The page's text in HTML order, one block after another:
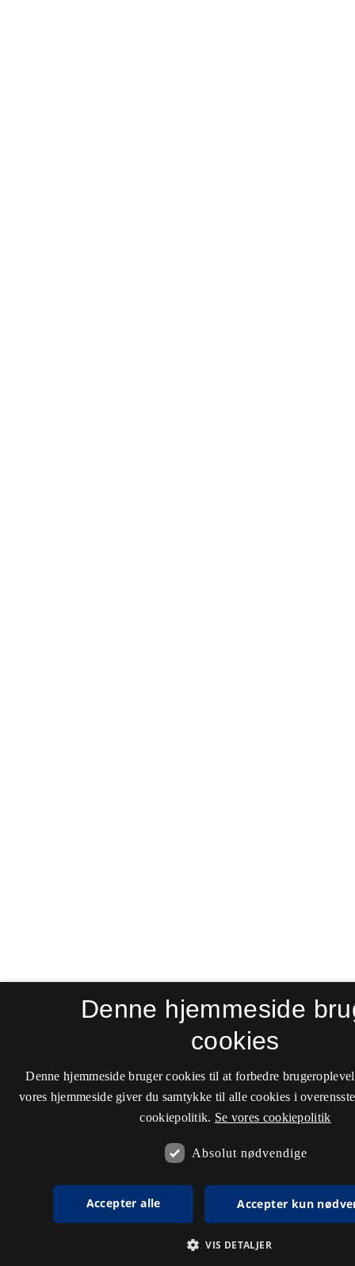
Denne hjemmeside
cookies
Denne hjemmeside bruger cookies til at forbedre
vores hjemmeside giver du samtykke til alle cookies i
cookiepolitik. Se vores cookiepolitik
Absolut nødvendige
Accepter alle Accepter kun
VIS DETALJER